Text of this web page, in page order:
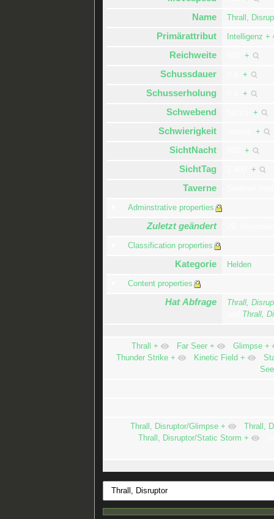
Name Thrall,
Primärattribut Intelligenz +
Reichweite +
Schussdauer +
Schusserholung +
Schwebend +
Schwierigkeit +
SichtNacht +
SichtTag +
Taverne
Adminstrative properties
Zuletzt geändert
Classification properties
Kategorie Helden
Content properties
Hat Abfrage
Thrall,
Thrall,
Thrall + Far Seer + Glimpse +
Thunder Strike + Kinetic Field +
Thrall, Disruptor/Glimpse +
Thrall,
Thrall, Disruptor/Static Storm +